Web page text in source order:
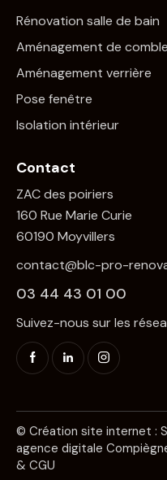
Rénovation salle de bain
Aménagement de
Aménagement verrière
Pose fenêtre
Isolation intérieur
Contact
ZAC des poiriers
160 Rue Marie Curie
60190 Moyvillers
contact@blc-pro-
03 44 43 01 00
Suivez-nous sur les
© Création site internet :
agence digitale
& CGU